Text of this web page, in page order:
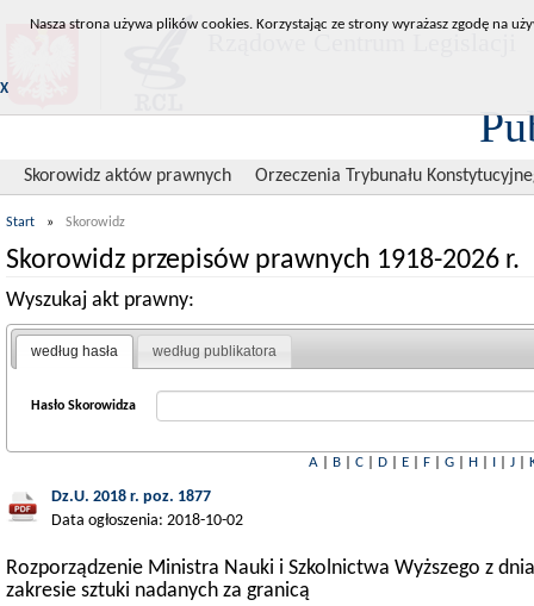
Skorowidz aktów prawnych Orzeczenia Trybunału
Start » Skorowidz
Skorowidz przepisów prawnych 1918-2026 r.
Wyszukaj akt prawny:
według hasła według publikatora
Hasło Skorowidza
A| B| C| D| E| F| G| H| I| J|
Dz.U. 2018 r. poz. 1877
Data ogłoszenia: 2018-10-02
Rozporządzenie Ministra Nauki i Szkolnictwa Wyższego z
zakresie sztuki nadanych za granicą
Nasza strona używa plików cookies. Korzystając ze strony wyrażasz zgodę na
X